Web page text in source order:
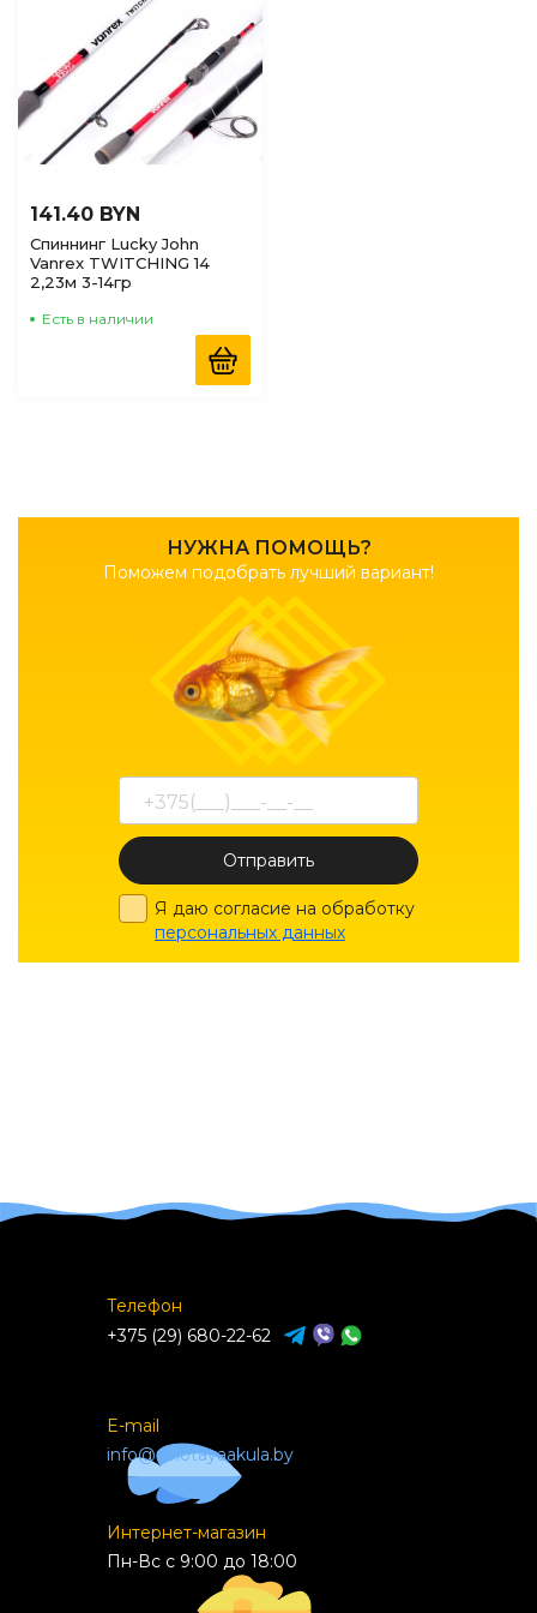
НУЖНА ПОМОЩЬ?
Поможем подобрать лучший вариант!
Отправить
Я даю согласие на обработку
персональных данных
141.40 BYN
Спиннинг Lucky John
Vanrex TWITCHING 14
2,23м 3-14гр
Есть в наличии
Телефон
+375 (29) 680-22-62
E-mail
info@zolotayaakula.by
Интернет-магазин
Пн-Вс с 9:00 до 18:00